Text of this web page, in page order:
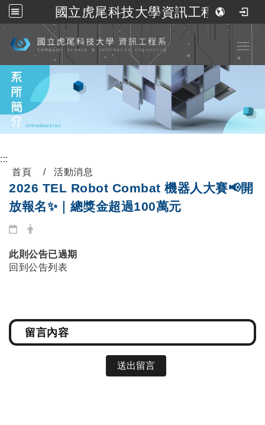
國立虎尾科技大學資訊工程系
跳到主要內容
:::
首頁
活動消息
2026 TEL Robot Combat 機器人大賽📢開
放報名✨｜總獎金超過100萬元
此則公告已過期
回到公告列表
送出留言